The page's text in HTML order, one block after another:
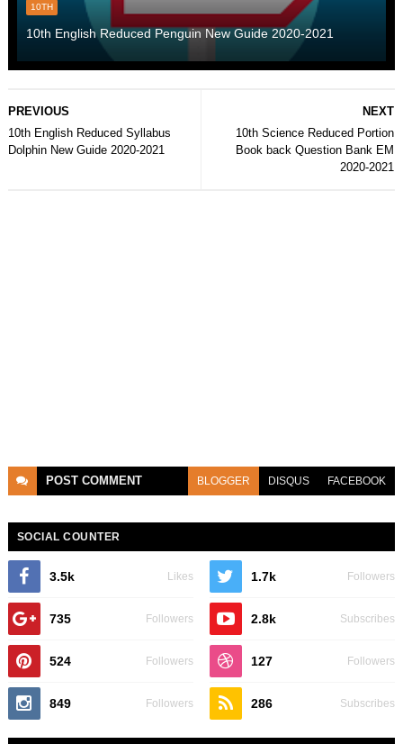
10TH
10th English Reduced Penguin New Guide 2020-2021
NEXT
10th Science Reduced Portion
Book back Question Bank EM
2020-2021
PREVIOUS
10th English Reduced Syllabus
Dolphin New Guide 2020-2021
POST COMMENT BLOGGER DISQUS FACEBOOK
SOCIAL COUNTER
3.5k Likes 1.7k Followers
735 Followers 2.8k Subscribes
524 Followers 127 Followers
849 Followers 286 Subscribes